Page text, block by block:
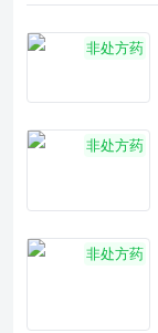
非处方药
非处方药
非处方药